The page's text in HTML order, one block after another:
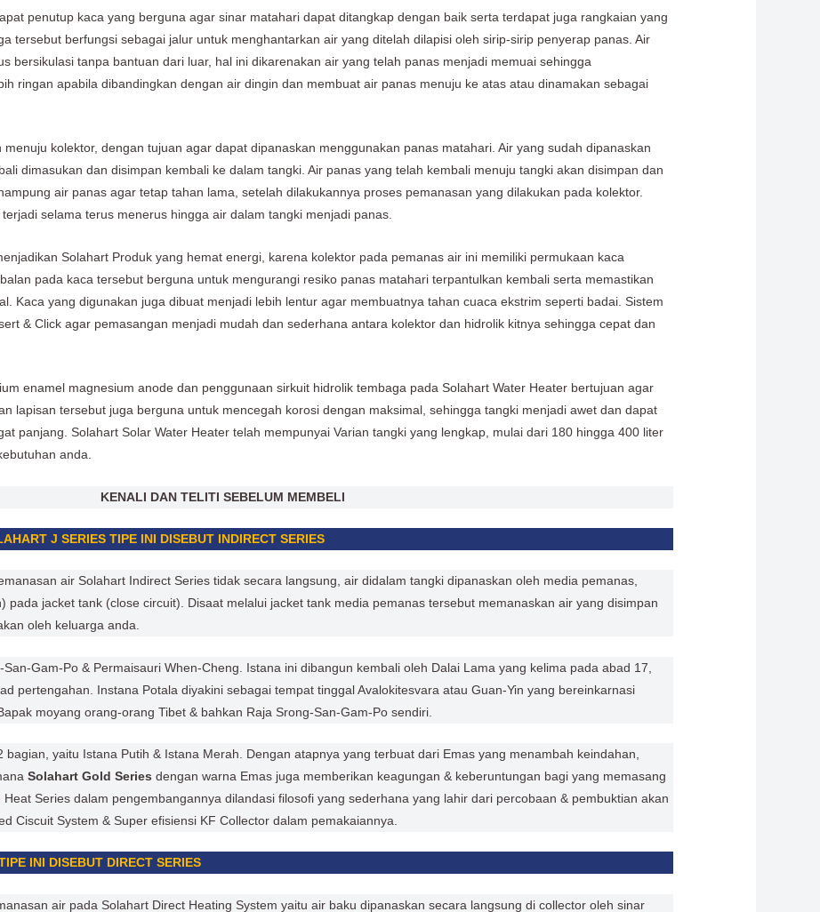
penutup kaca yang berguna agar sinar matahari dapat ditangkap dengan baik serta terdapat juga rangkaian yang
tersebut berfungsi sebagai jalur untuk menghantarkan air yang ditelah dilapisi oleh sirip-sirip penyerap panas. Air
bersikulasi tanpa bantuan dari luar, hal ini dikarenakan air yang telah panas menjadi memuai sehingga
ringan apabila dibandingkan dengan air dingin dan membuat air panas menuju ke atas atau dinamakan sebagai
kolektor, dengan tujuan agar dapat dipanaskan menggunakan panas matahari. Air yang sudah dipanaskan
dimasukan dan disimpan kembali ke dalam tangki. Air panas yang telah kembali menuju tangki akan disimpan dan
air panas agar tetap tahan lama, setelah dilakukannya proses pemanasan yang dilakukan pada kolektor.
selama terus menerus hingga air dalam tangki menjadi panas.
Solahart Produk yang hemat energi, karena kolektor pada pemanas air ini memiliki permukaan kaca
pada kaca tersebut berguna untuk mengurangi resiko panas matahari terpantulkan kembali serta memastikan
Kaca yang digunakan juga dibuat menjadi lebih lentur agar membuatnya tahan cuaca ekstrim seperti badai. Sistem
& Click agar pemasangan menjadi mudah dan sederhana antara kolektor dan hidrolik kitnya sehingga cepat dan
enamel magnesium anode dan penggunaan sirkuit hidrolik tembaga pada Solahart Water Heater bertujuan agar
lapisan tersebut juga berguna untuk mencegah korosi dengan maksimal, sehingga tangki menjadi awet dan dapat
panjang. Solahart Solar Water Heater telah mempunyai Varian tangki yang lengkap, mulai dari 180 hingga 400 liter
anda.
KENALI DAN TELITI SEBELUM MEMBELI
J SERIES TIPE INI DISEBUT INDIRECT SERIES
air Solahart Indirect Series tidak secara langsung, air didalam tangki dipanaskan oleh media pemanas,
pada jacket tank (close circuit). Disaat melalui jacket tank media pemanas tersebut memanaskan air yang disimpan
oleh keluarga anda.
Gam-Po & Permaisauri When-Cheng. Istana ini dibangun kembali oleh Dalai Lama yang kelima pada abad 17,
pertengahan. Instana Potala diyakini sebagai tempat tinggal Avalokitesvara atau Guan-Yin yang bereinkarnasi
moyang orang-orang Tibet & bahkan Raja Srong-San-Gam-Po sendiri.
yaitu Istana Putih & Istana Merah. Dengan atapnya yang terbuat dari Emas yang menambah keindahan,
Solahart Gold Series dengan warna Emas juga memberikan keagungan & keberuntungan bagi yang memasang
Series dalam pengembangannya dilandasi filosofi yang sederhana yang lahir dari percobaan & pembuktian akan
Ciscuit System & Super efisiensi KF Collector dalam pemakaiannya.
INI DISEBUT DIRECT SERIES
air pada Solahart Direct Heating System yaitu air baku dipanaskan secara langsung di collector oleh sinar